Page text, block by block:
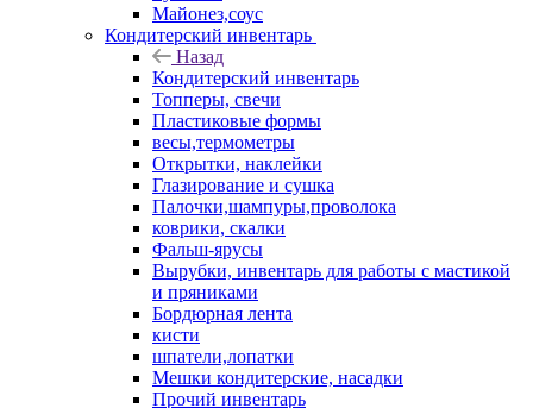
Майонез,соус
Кондитерский инвентарь
Назад
Кондитерский инвентарь
Топперы, свечи
Пластиковые формы
весы,термометры
Открытки, наклейки
Глазирование и сушка
Палочки,шампуры,проволока
коврики, скалки
Фальш-ярусы
Вырубки, инвентарь для работы с мастикой
и пряниками
Бордюрная лента
кисти
шпатели,лопатки
Мешки кондитерские, насадки
Прочий инвентарь